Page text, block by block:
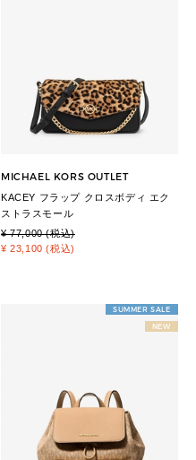
MICHAEL KORS OUTLET
KACEY フラップ クロスボディ エク
ストラスモール
¥ 77,000 (税込)
¥ 23,100 (税込)
SUMMER SALE
NEW